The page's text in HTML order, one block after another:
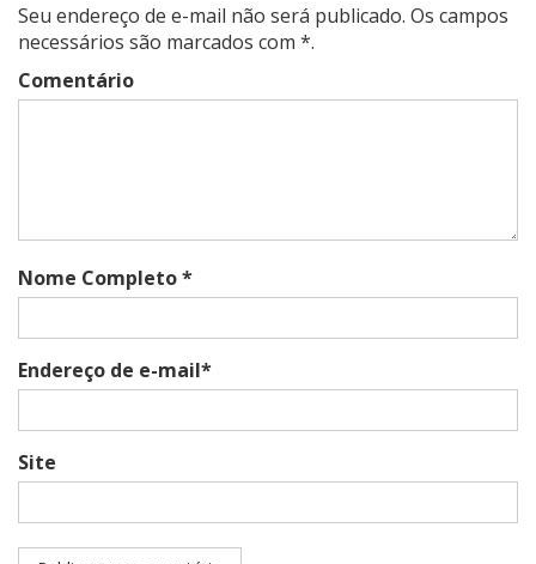
Seu endereço de e-mail não será publicado. Os campos
necessários são marcados com *.
Comentário
Nome Completo *
Endereço de e-mail*
Site